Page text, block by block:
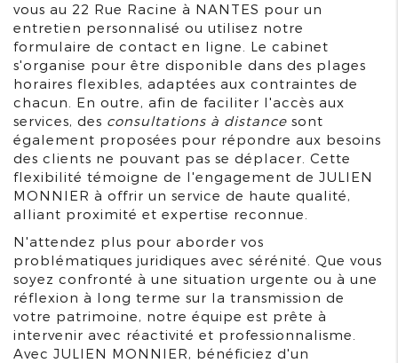
vous au 22 Rue Racine à NANTES pour un
entretien personnalisé ou utilisez notre
formulaire de contact en ligne. Le cabinet
s'organise pour être disponible dans des plages
horaires flexibles, adaptées aux contraintes de
chacun. En outre, afin de faciliter l'accès aux
services, des consultations à distance sont
également proposées pour répondre aux besoins
des clients ne pouvant pas se déplacer. Cette
flexibilité témoigne de l'engagement de JULIEN
MONNIER à offrir un service de haute qualité,
alliant proximité et expertise reconnue.
N'attendez plus pour aborder vos
problématiques juridiques avec sérénité. Que vous
soyez confronté à une situation urgente ou à une
réflexion à long terme sur la transmission de
votre patrimoine, notre équipe est prête à
intervenir avec réactivité et professionnalisme.
Avec JULIEN MONNIER, bénéficiez d'un